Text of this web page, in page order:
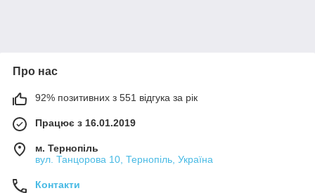
Про нас
92% позитивних з 551 відгука за рік
Працює з 16.01.2019
м. Тернопіль
вул. Танцорова 10, Тернопіль, Україна
Контакти